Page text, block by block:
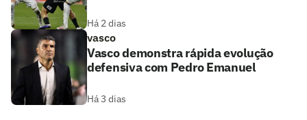
Há 2 dias
vasco
Vasco demonstra rápida evolução
defensiva com Pedro Emanuel
Há 3 dias